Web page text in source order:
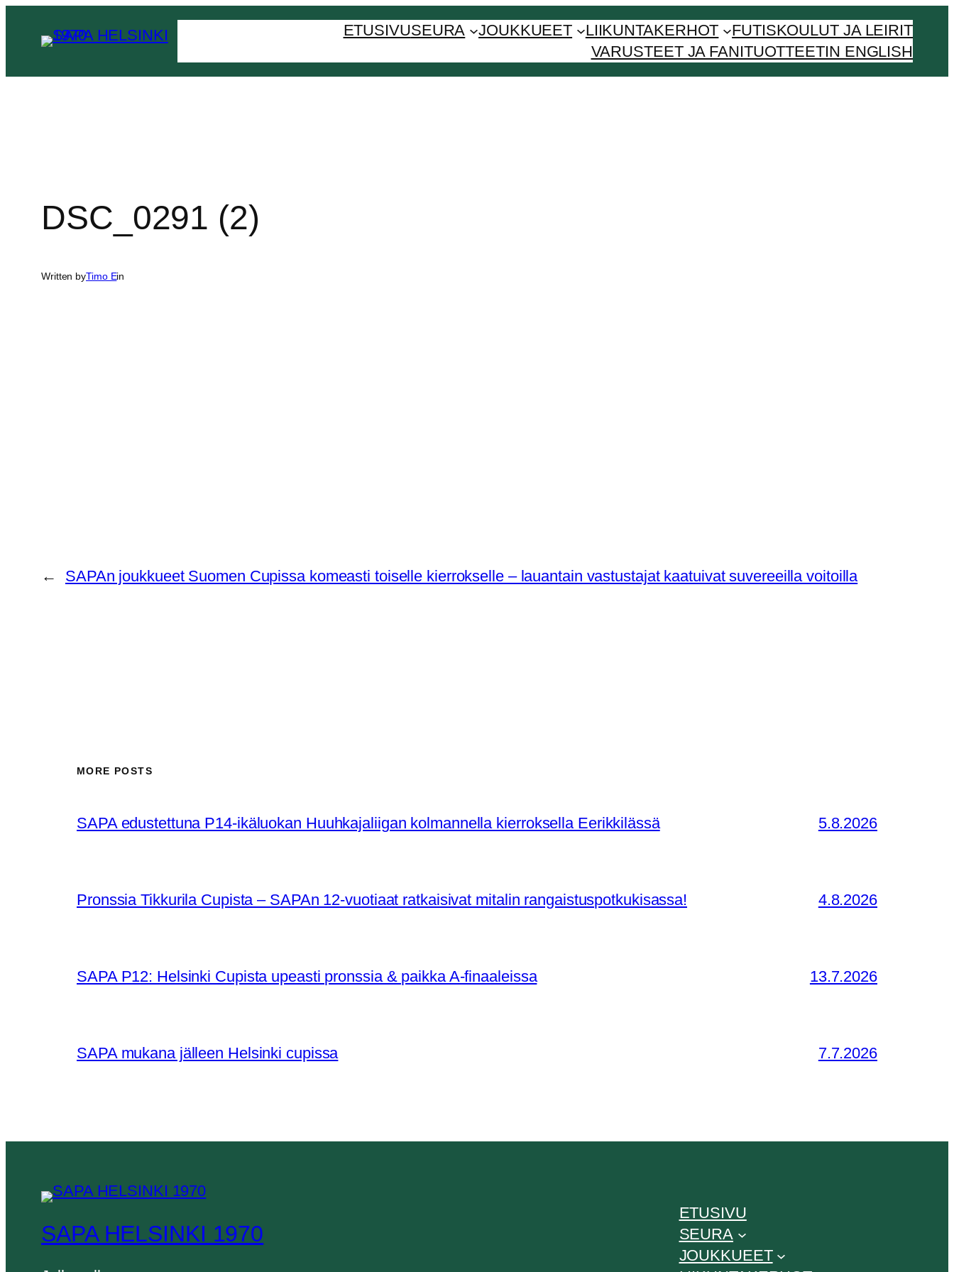
sisältöön
ETUSIVUSEURA JOUKKUEET LIIKUNTAKERHOT
FUTISKOULUT JA LEIRIT
VARUSTEET JA FANITUOTTEETIN ENGLISH
DSC_0291 (2)
Written byTimo Ein
← SAPAn joukkueet Suomen Cupissa komeasti toiselle kierrokselle – lauantain vastustajat kaatuivat suvereeilla voitoilla
MORE POSTS
SAPA edustettuna P14-ikäluokan Huuhkajaliigan kolmannella kierroksella Eerikkilässä 5.8.2026
Pronssia Tikkurila Cupista – SAPAn 12-vuotiaat ratkaisivat mitalin rangaistuspotkukisassa! 4.8.2026
SAPA P12: Helsinki Cupista upeasti pronssia & paikka A-finaaleissa 13.7.2026
SAPA mukana jälleen Helsinki cupissa 7.7.2026
SAPA HELSINKI 1970
ETUSIVU
SEURA
JOUKKUEET